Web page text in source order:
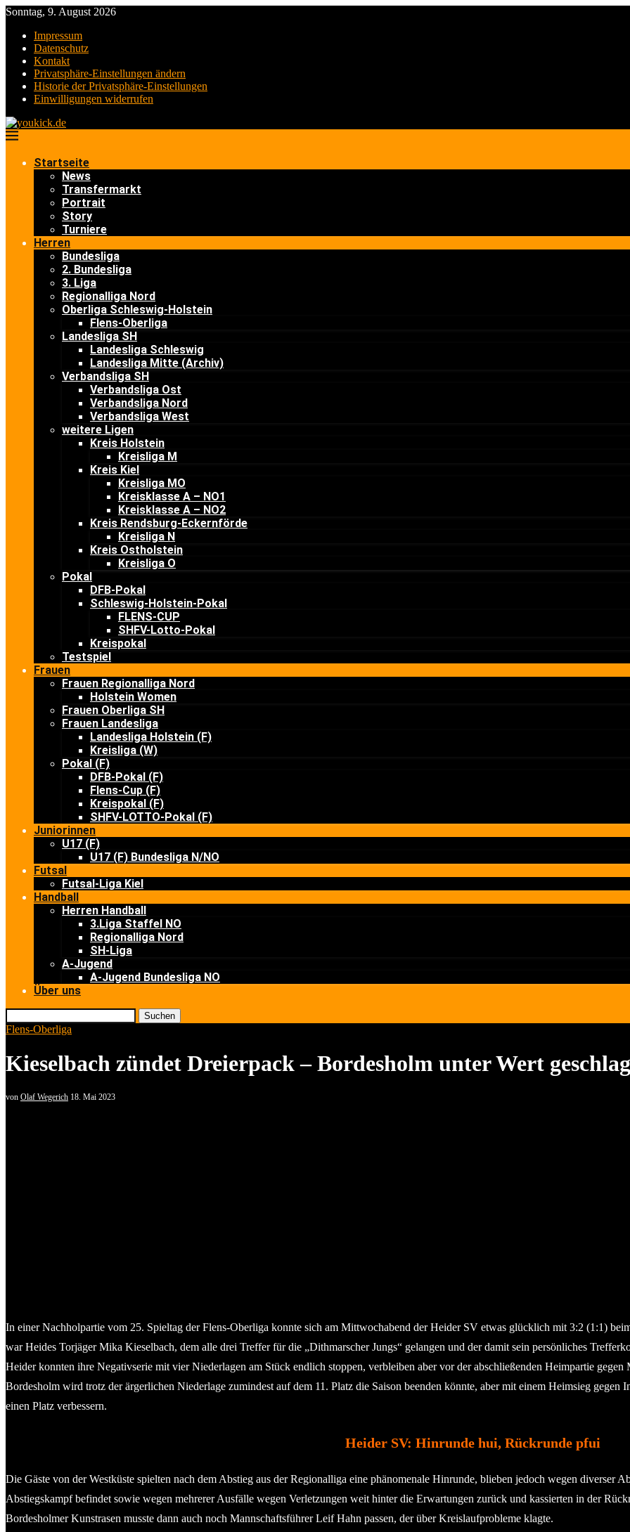
Sonntag, 9. August 2026
Impressum
Datenschutz
Kontakt
Privatsphäre-Einstellungen ändern
Historie der Privatsphäre-Einstellungen
Einwilligungen widerrufen
Startseite
News
Transfermarkt
Portrait
Story
Turniere
Herren
Bundesliga
2. Bundesliga
3. Liga
Regionalliga Nord
Oberliga Schleswig-Holstein
Flens-Oberliga
Landesliga SH
Landesliga Schleswig
Landesliga Mitte (Archiv)
Verbandsliga SH
Verbandsliga Ost
Verbandsliga Nord
Verbandsliga West
weitere Ligen
Kreis Holstein
Kreisliga M
Kreis Kiel
Kreisliga MO
Kreisklasse A – NO1
Kreisklasse A – NO2
Kreis Rendsburg-Eckernförde
Kreisliga N
Kreis Ostholstein
Kreisliga O
Pokal
DFB-Pokal
Schleswig-Holstein-Pokal
FLENS-CUP
SHFV-Lotto-Pokal
Kreispokal
Testspiel
Frauen
Frauen Regionalliga Nord
Holstein Women
Frauen Oberliga SH
Frauen Landesliga
Landesliga Holstein (F)
Kreisliga (W)
Pokal (F)
DFB-Pokal (F)
Flens-Cup (F)
Kreispokal (F)
SHFV-LOTTO-Pokal (F)
Juniorinnen
U17 (F)
U17 (F) Bundesliga N/NO
Futsal
Futsal-Liga Kiel
Handball
Herren Handball
3.Liga Staffel NO
Regionalliga Nord
SH-Liga
A-Jugend
A-Jugend Bundesliga NO
Über uns
Suchen
Flens-Oberliga
Kieselbach zündet Dreierpack – Bordesholm unter Wert
von Olaf Wegerich 18. Mai 2023
In einer Nachholpartie vom 25. Spieltag der Flens-Oberliga konnte sich am Mittwochabend der Heider SV etwas glücklich mit 3:2 (1:1)
war Heides Torjäger Mika Kieselbach, dem alle drei Treffer für die „Dithmarscher Jungs“ gelangen und der damit sein persönliches
Heider konnten ihre Negativserie mit vier Niederlagen am Stück endlich stoppen, verbleiben aber vor der abschließenden Heimpartie
Bordesholm wird trotz der ärgerlichen Niederlage zumindest auf dem 11. Platz die Saison beenden könnte, aber mit einem Heimsieg
einen Platz verbessern.
Heider SV: Hinrunde hui, Rückrunde pfui
Die Gäste von der Westküste spielten nach dem Abstieg aus der Regionalliga eine phänomenale Hinrunde, blieben jedoch wegen diverser
Abstiegskampf befindet sowie wegen mehrerer Ausfälle wegen Verletzungen weit hinter die Erwartungen zurück und kassierten in der
Bordesholmer Kunstrasen musste dann auch noch Mannschaftsführer Leif Hahn passen, der über Kreislaufprobleme klagte.